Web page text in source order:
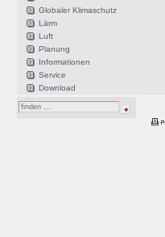
Globaler Klimaschutz
Lärm
Luft
Planung
Informationen
Service
Download